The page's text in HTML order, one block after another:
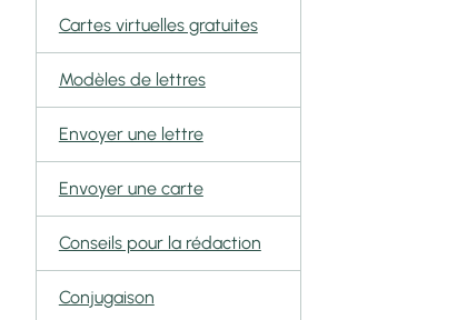
Cartes virtuelles gratuites
Modèles de lettres
Envoyer une lettre
Envoyer une carte
Conseils pour la rédaction
Conjugaison